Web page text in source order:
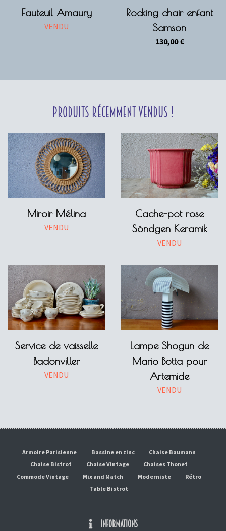
Fauteuil Amaury
VENDU
Rocking chair enfant
Samson
130,00€
Produits récemment vendus !
Miroir Mélina
VENDU
Cache-pot rose
Söndgen Keramik
VENDU
Service de vaisselle
Badonviller
VENDU
Lampe Shogun de
Mario Botta pour
Artemide
VENDU
Armoire Parisienne Bassine en zinc
Chaise Baumann
Chaise Bistrot
Chaise Vintage
Chaises Thonet
Commode Vintage
Mix and Match Moderniste
Rétro
Table Bistrot
INFORMATIONS